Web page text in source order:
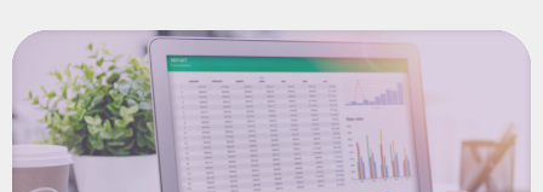
o seu veículo
08/08/2022
Guia dos caminhos de peregrinação: tudo
que você precisa saber para escolher a
sua jornada e o destino da viagem